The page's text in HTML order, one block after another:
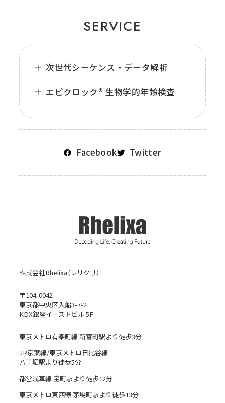
株式会社Rhelixa（レリクサ）
〒104-0042
東京都中央区入船3-7-2
KDX銀座イーストビル 5F
東京メトロ有楽町線 新富町駅より徒歩3分
JR京葉線/東京メトロ日比谷線
八丁堀駅より徒歩5分
都営浅草線 宝町駅より徒歩12分
東京メトロ東西線 茅場町駅より徒歩13分
SERVICE
次世代シーケンス・データ解析
エピクロック® 生物学的年齢検査
Facebook Twitter